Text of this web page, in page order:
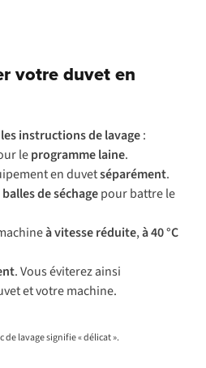
votre duvet en
instructions de lavage:
leprogramme laine.
en duvetséparément.
balles de séchagepour battre le
à vitesse réduite,à 40 °C
. Vous éviterez ainsi
et votre machine.
de lavage signifie « délicat ».